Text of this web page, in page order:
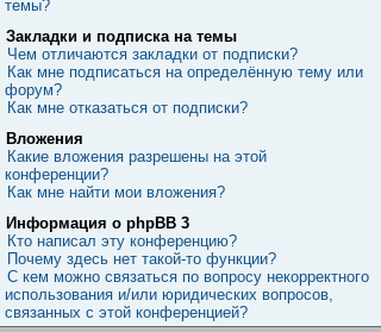
темы?
Закладки и подписка на темы
Чем отличаются закладки от подписки?
Как мне подписаться на определённую тему или
форум?
Как мне отказаться от подписки?
Вложения
Какие вложения разрешены на этой
конференции?
Как мне найти мои вложения?
Информация о phpBB 3
Кто написал эту конференцию?
Почему здесь нет такой-то функции?
С кем можно связаться по вопросу некорректного
использования и/или юридических вопросов,
связанных с этой конференцией?